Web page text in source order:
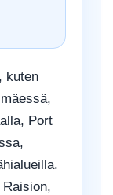
kuten
Port